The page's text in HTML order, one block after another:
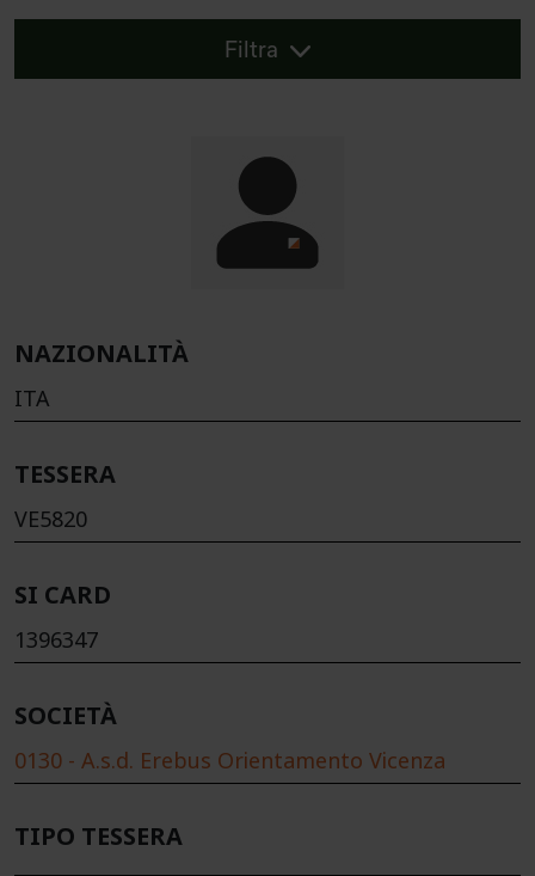
Filtra
NAZIONALITÀ
ITA
TESSERA
VE5820
SI CARD
1396347
SOCIETÀ
0130 - A.s.d. Erebus Orientamento Vicenza
TIPO TESSERA